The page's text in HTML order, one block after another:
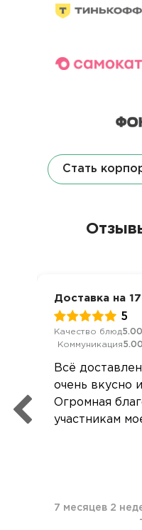
Стать
Доставка на
5
Качество блюд5.00
Коммуникация5.00
Всё
очень вкусно
Огромная
участникам
7 месяцев 2
-